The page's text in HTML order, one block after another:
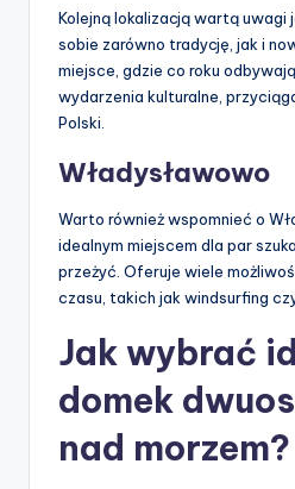
Kolejną lokalizacją wartą uwagi
sobie zarówno tradycję, jak i
miejsce, gdzie co roku
wydarzenia kulturalne,
Polski.
Władysławowo
Warto również wspomnieć o
idealnym miejscem dla par
przeżyć. Oferuje wiele
czasu, takich jak windsurfing
Jak wybrać
domek
nad morzem?